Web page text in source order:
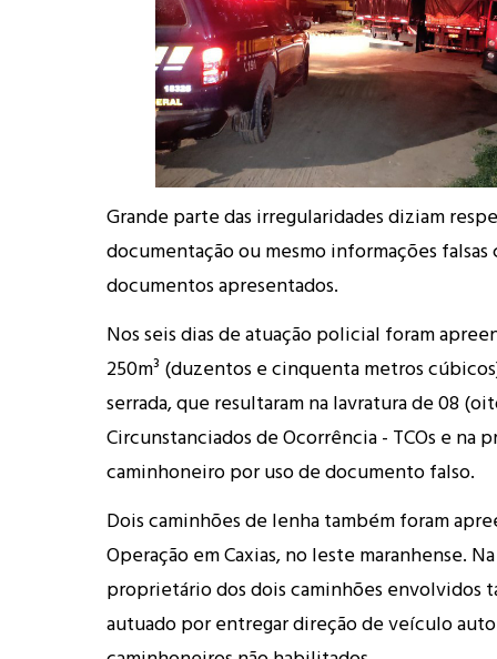
Grande parte das irregularidades diziam
documentação ou mesmo informações falsas
documentos apresentados.
Nos seis dias de atuação policial foram
250m³ (duzentos e cinquenta metros
serrada, que resultaram na lavratura de 08
Circunstanciados de Ocorrência - TCOs e na
caminhoneiro por uso de documento falso.
Dois caminhões de lenha também foram
Operação em Caxias, no leste maranhense.
proprietário dos dois caminhões envolvidos
autuado por entregar direção de veículo